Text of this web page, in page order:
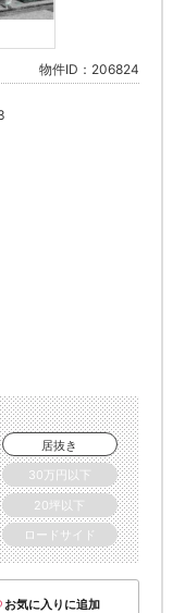
物件ID：206824
居抜き
30万円以下
20坪以下
ロードサイド
お気に入りに追加